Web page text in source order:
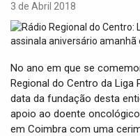
3 de Abril 2018
No ano em que se
Regional do Centro da Liga
data da fundação desta
apoio ao doente
em Coimbra com uma